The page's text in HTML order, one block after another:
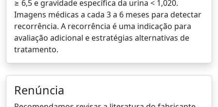
≥ 6,5 e gravidade específica da urina < 1,020.
Imagens médicas a cada 3 a 6 meses para detectar
recorrência. A recorrência é uma indicação para
avaliação adicional e estratégias alternativas de
tratamento.
Renúncia